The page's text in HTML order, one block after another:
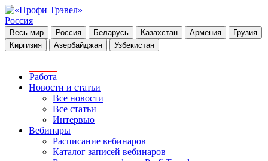
Россия
Весь мир Россия Беларусь Казахстан Армения
Грузия
Киргизия
Азербайджан Узбекистан
Работа
Новости и статьи
Все новости
Все статьи
Интервью
Вебинары
Расписание вебинаров
Каталог записей вебинаров